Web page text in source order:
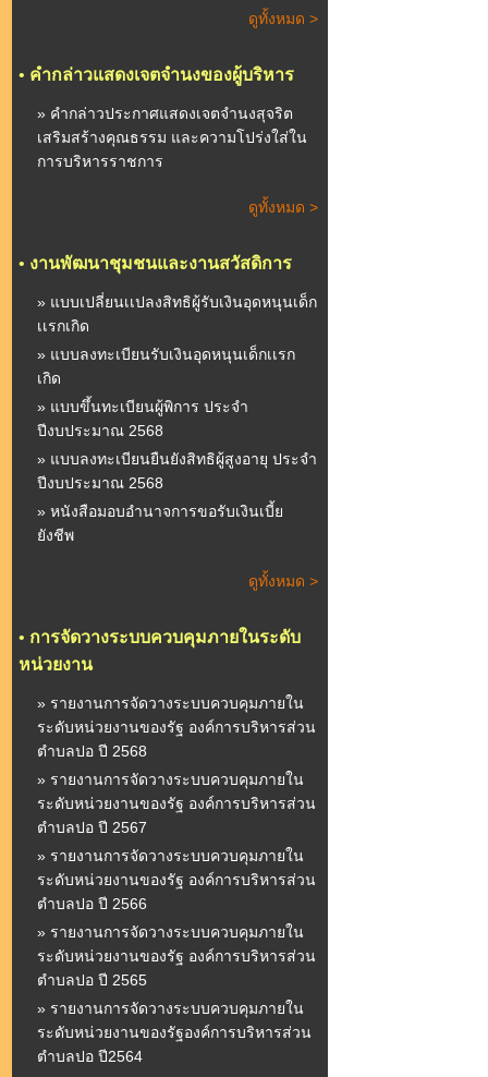
ดูทั้งหมด >
• คำกล่าวแสดงเจตจำนงของผู้บริหาร
» คำกล่าวประกาศแสดงเจตจำนงสุจริต
เสริมสร้างคุณธรรม และความโปร่งใส่ใน
การบริหารราชการ
ดูทั้งหมด >
• งานพัฒนาชุมชนและงานสวัสดิการ
» แบบเปลี่ยนเเปลงสิทธิผู้รับเงินอุดหนุนเด็ก
เเรกเกิด
» แบบลงทะเบียนรับเงินอุดหนุนเด็กเเรก
เกิด
» แบบขึ้นทะเบียนผู้พิการ ประจำ
ปีงบประมาณ 2568
» แบบลงทะเบียนยืนยังสิทธิผู้สูงอายุ ประจำ
ปีงบประมาณ 2568
» หนังสือมอบอำนาจการขอรับเงินเบี้ย
ยังชีพ
ดูทั้งหมด >
• การจัดวางระบบควบคุมภายในระดับ
หน่วยงาน
» รายงานการจัดวางระบบควบคุมภายใน
ระดับหน่วยงานของรัฐ องค์การบริหารส่วน
ตำบลปอ ปี 2568
» รายงานการจัดวางระบบควบคุมภายใน
ระดับหน่วยงานของรัฐ องค์การบริหารส่วน
ตำบลปอ ปี 2567
» รายงานการจัดวางระบบควบคุมภายใน
ระดับหน่วยงานของรัฐ องค์การบริหารส่วน
ตำบลปอ ปี 2566
» รายงานการจัดวางระบบควบคุมภายใน
ระดับหน่วยงานของรัฐ องค์การบริหารส่วน
ตำบลปอ ปี 2565
» รายงานการจัดวางระบบควบคุมภายใน
ระดับหน่วยงานของรัฐองค์การบริหารส่วน
ตำบลปอ ปี2564